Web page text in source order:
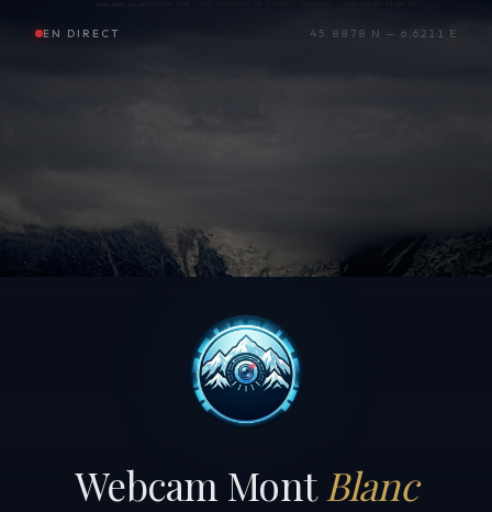
EN DIRECT 45.8878 N — 6.6211 E
Webcam Mont Blanc